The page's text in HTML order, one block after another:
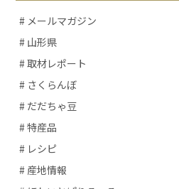
# メールマガジン
# 山形県
# 取材レポート
# さくらんぼ
# だだちゃ豆
# 特産品
# レシピ
# 産地情報